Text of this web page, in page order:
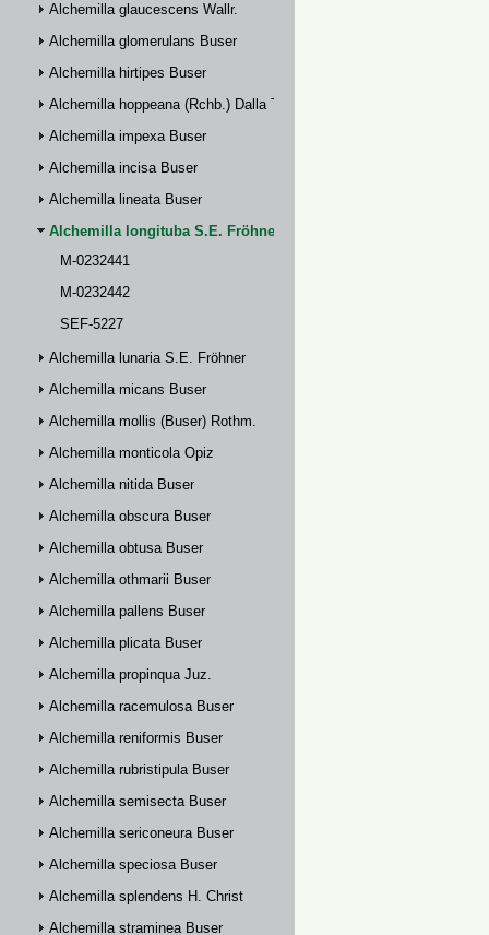
Alchemilla glaucescens Wallr.
Alchemilla glomerulans Buser
Alchemilla hirtipes Buser
Alchemilla hoppeana (Rchb.) Dalla Torre
Alchemilla impexa Buser
Alchemilla incisa Buser
Alchemilla lineata Buser
Alchemilla longituba S.E. Fröhner
M-0232441
M-0232442
SEF-5227
Alchemilla lunaria S.E. Fröhner
Alchemilla micans Buser
Alchemilla mollis (Buser) Rothm.
Alchemilla monticola Opiz
Alchemilla nitida Buser
Alchemilla obscura Buser
Alchemilla obtusa Buser
Alchemilla othmarii Buser
Alchemilla pallens Buser
Alchemilla plicata Buser
Alchemilla propinqua Juz.
Alchemilla racemulosa Buser
Alchemilla reniformis Buser
Alchemilla rubristipula Buser
Alchemilla semisecta Buser
Alchemilla sericoneura Buser
Alchemilla speciosa Buser
Alchemilla splendens H. Christ
Alchemilla straminea Buser